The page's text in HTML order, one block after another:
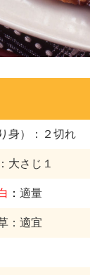
身）：２切れ
大さじ１
： 適量
：適宜